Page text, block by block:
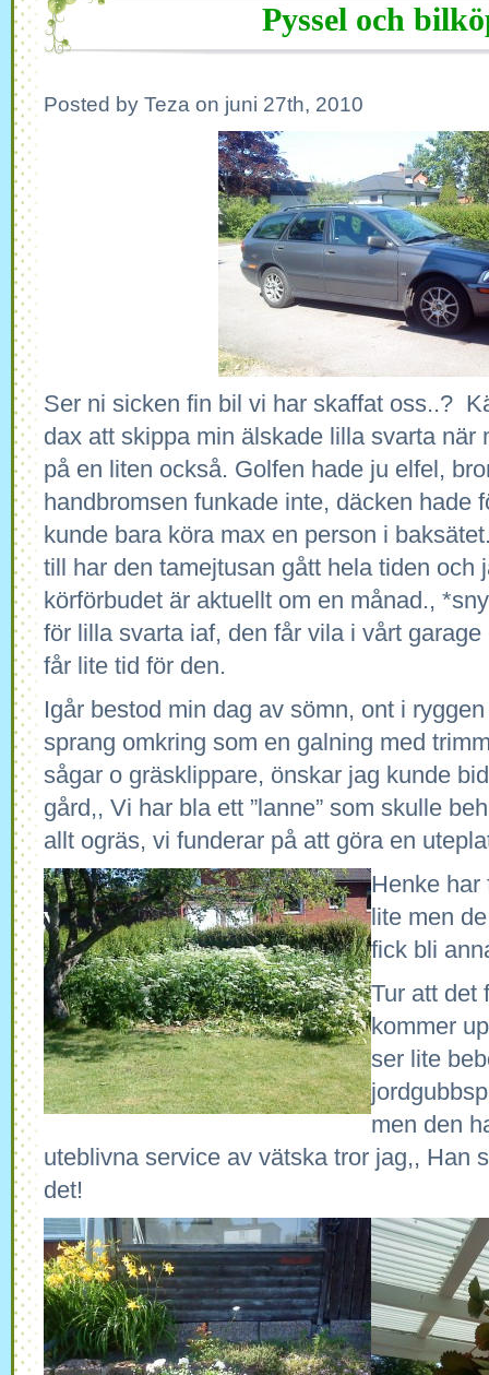
Pyssel och
Posted by Teza on juni 27th, 2010
Ser ni sicken fin bil vi har skaffat oss..?
dax att skippa min älskade lilla svarta när
på en liten också. Golfen hade ju elfel,
handbromsen funkade inte, däcken hade
kunde bara köra max en person i
till har den tamejtusan gått hela tiden och
körförbudet är aktuellt om en månad.,
för lilla svarta iaf, den får vila i vårt
får lite tid för den.
Igår bestod min dag av sömn, ont i
sprang omkring som en galning med
sågar o gräsklippare, önskar jag kunde
gård,, Vi har bla ett ”lanne” som skulle
allt ogräs, vi funderar på att göra en
Henke har
lite men
fick bli
Tur att det
kommer
ser lite
men den
uteblivna service av vätska tror jag,, Han
det!